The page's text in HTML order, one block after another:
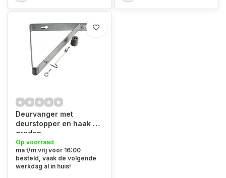
Deurvanger met
deurstopper en haak 90
graden
Op voorraad
ma t/m vrij voor 16:00
besteld, vaak de volgende
werkdag al in huis!